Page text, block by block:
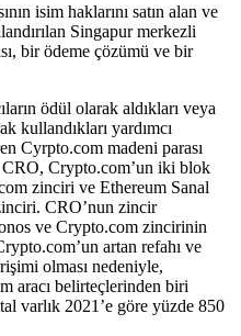
isim haklarını satın alan ve
Singapur merkezli
bir ödeme çözümü ve bir
ödül olarak aldıkları veya
kullandıkları yardımcı
Cyrpto.com madeni parası
Crypto.com’un iki blok
zinciri ve Ethereum Sanal
CRO’nun zincir
ve Crypto.com zincirinin
artan refahı ve
olması nedeniyle,
aracı belirteçlerinden biri
varlık 2021’e göre yüzde 850